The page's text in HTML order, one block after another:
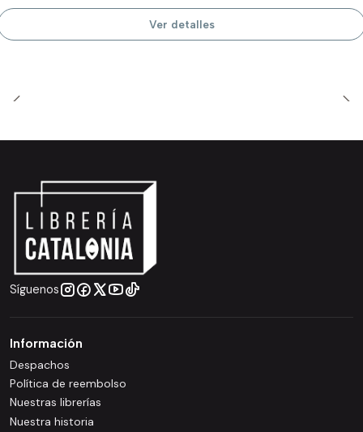
Ver detalles
Síguenos
Información
Despachos
Política de reembolso
Nuestras librerías
Nuestra historia